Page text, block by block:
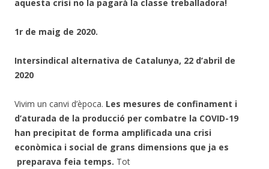
aquesta crisi no la pagarà la classe treballadora!
1r de maig de 2020.
Intersindical alternativa de Catalunya, 22 d’abril de
2020
Vivim un canvi d’època. Les mesures de confinament i
d’aturada de la producció per combatre la COVID-19
han precipitat de forma amplificada una crisi
econòmica i social de grans dimensions que ja es
preparava feia temps. Tot